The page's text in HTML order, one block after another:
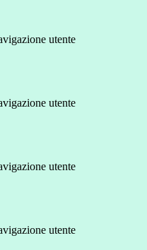
utente
utente
utente
utente